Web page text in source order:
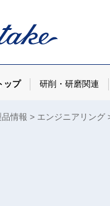
ップ 研削・研磨関連
品情報 エンジニアリング